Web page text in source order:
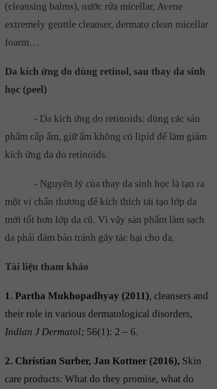
(cleansing balms), nước rửa micellar, Avene
extremely genttle cleanser, dermato clean micellar
foarm…
Da kích ứng do dùng retinol, sau thay da sinh
học (peel)
- Da kích ứng do retinoids: dùng các sản
phẩm cấp ẩm, giữ ẩm không có lipid để làm giảm
kích ứng da do retinoids.
- Nguyên lý của thay da sinh học là tạo ra
một vi chấn thương để kích thích tái tạo lớp da
mới tốt hơn lớp da cũ. Vì vậy sản phẩm làm sạch
da phải đảm bảo tránh gây tác hại cho da.
Tài liệu tham khảo
1. Partha Mukhopadhyay (2011), cleansers and
their role in various dermatological disorders,
Indian J Dermatol; 56(1): 2 – 6.
2. Christian Surber, Jan Kottner (2016), Skin
care products: What do they promise, what do